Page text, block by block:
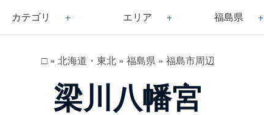
カテゴリ エリア 福島県
□» 北海道・東北» 福島県» 福島市周辺
梁川八幡宮